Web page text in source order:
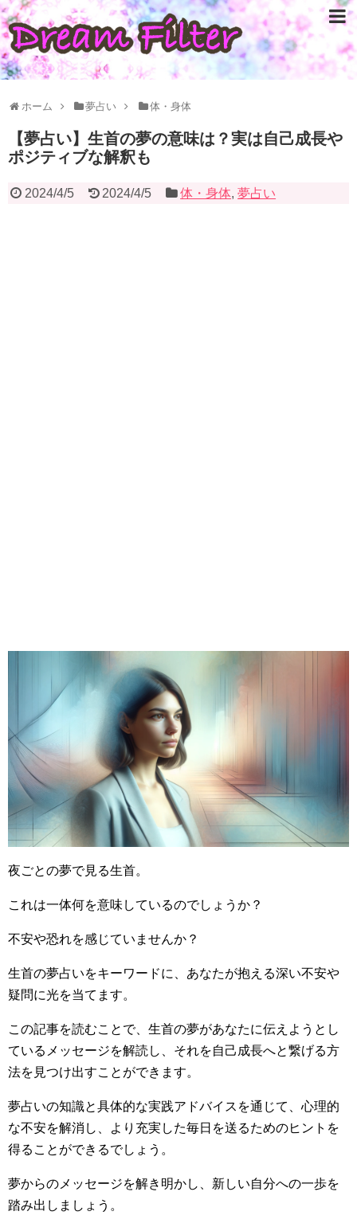
ホーム 夢占い 体・身体
【夢占い】生首の夢の意味は？実は自己成長や
ポジティブな解釈も
2024/4/5 2024/4/5 体・身体,夢占い
夜ごとの夢で見る生首。
これは一体何を意味しているのでしょうか？
不安や恐れを感じていませんか？
生首の夢占いをキーワードに、あなたが抱える深い不安や
疑問に光を当てます。
この記事を読むことで、生首の夢があなたに伝えようとし
ているメッセージを解読し、それを自己成長へと繋げる方
法を見つけ出すことができます。
夢占いの知識と具体的な実践アドバイスを通じて、心理的
な不安を解消し、より充実した毎日を送るためのヒントを
得ることができるでしょう。
夢からのメッセージを解き明かし、新しい自分への一歩を
踏み出しましょう。